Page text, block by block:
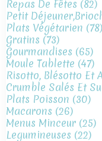
Repas De Fêtes (82)
Petit
Plats Végétarien (78)
Gratins (73)
Gourmandises (65)
Moule Tablette (47)
Risotto, Blésotto Et
Crumble Salés Et
Plats Poisson (30)
Macarons (26)
Menus Minceur (25)
Legumineuses (22)